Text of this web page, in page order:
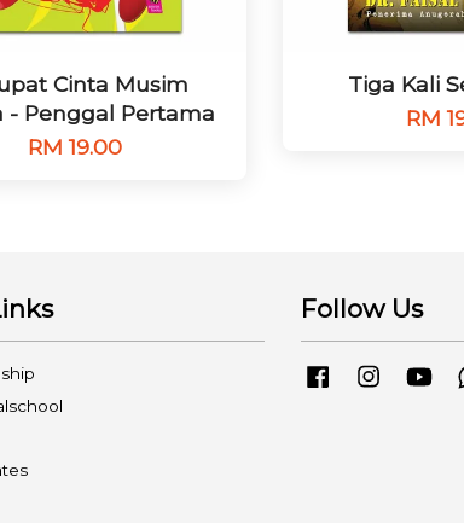
Cinta Musim
- Penggal Pertama
RM 19.00
Tiga Kali
RM
Follow Us
Facebook